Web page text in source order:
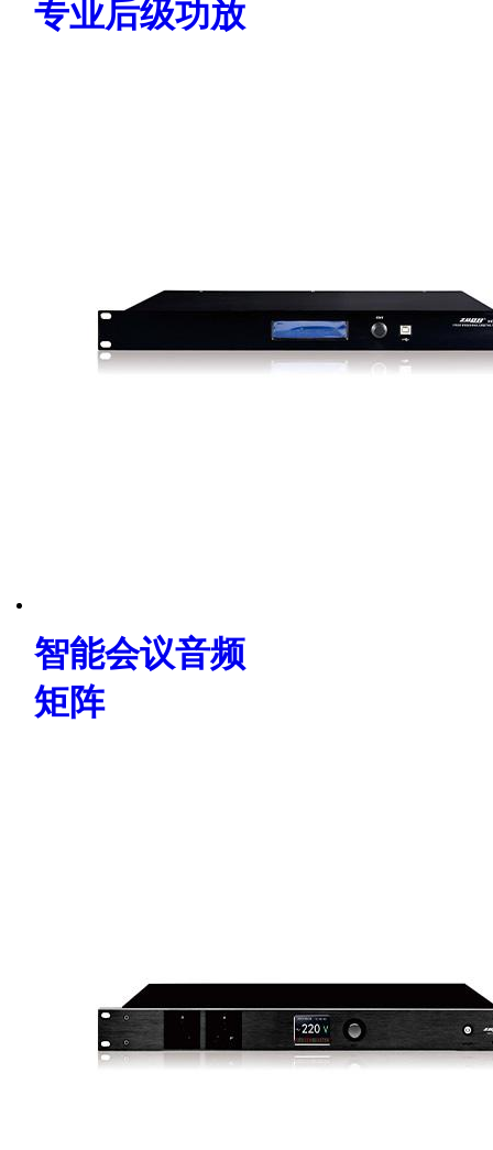
专业后级功放
智能会议音频
矩阵